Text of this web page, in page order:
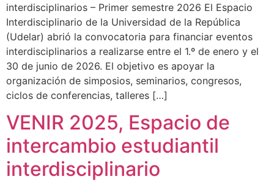
interdisciplinarios – Primer semestre 2026 El Espacio
Interdisciplinario de la Universidad de la República
(Udelar) abrió la convocatoria para financiar eventos
interdisciplinarios a realizarse entre el 1.º de enero y el
30 de junio de 2026. El objetivo es apoyar la
organización de simposios, seminarios, congresos,
ciclos de conferencias, talleres […]
VENIR 2025, Espacio de
intercambio estudiantil
interdisciplinario